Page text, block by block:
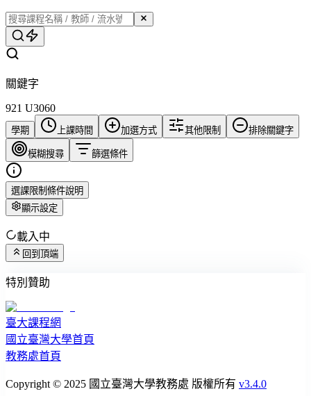
關鍵字
921 U3060
學期 上課時間 加選方式 其他限制 排除關鍵字
模糊搜尋 篩選條件
選課限制條件說明
顯示設定
載入中
回到頂端
特別贊助
臺大課程網
國立臺灣大學首頁
教務處首頁
Copyright © 2025 國立臺灣大學教務處 版權所有 v3.4.0